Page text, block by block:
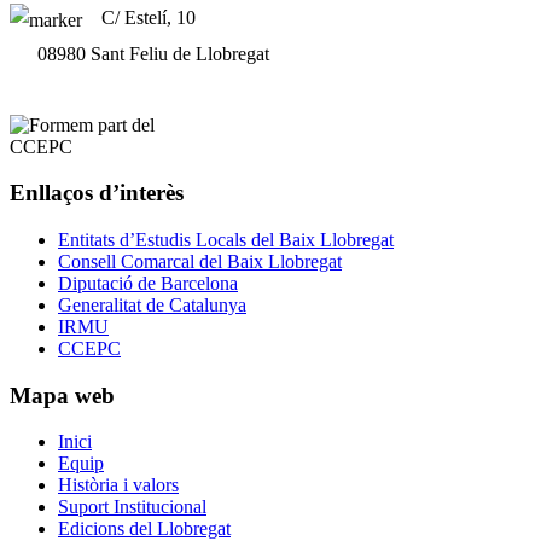
C/ Estelí, 10
08980 Sant Feliu de Llobregat
Enllaços d’interès
Entitats d’Estudis Locals del Baix Llobregat
Consell Comarcal del Baix Llobregat
Diputació de Barcelona
Generalitat de Catalunya
IRMU
CCEPC
Mapa web
Inici
Equip
Història i valors
Suport Institucional
Edicions del Llobregat